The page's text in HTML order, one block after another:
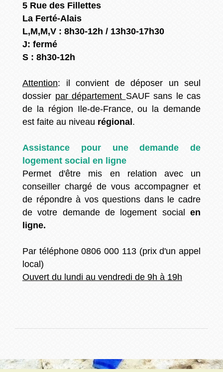
5 Rue des Fillettes
La Ferté-Alais
L,M,M,V : 8h30-12h / 13h30-17h30
J: fermé
S : 8h30-12h
Attention: il convient de déposer un seul
dossier par département SAUF sans le cas
de la région Ile-de-France, ou la demande
est faite au niveau régional .
Assistance pour une demande de
logement social en ligne
Permet d'être mis en relation avec un
conseiller chargé de vous accompagner et
de répondre à vos questions dans le cadre
de votre demande de logement social en
ligne.
Par téléphone 0806 000 113 (prix d'un appel
local)
Ouvert du lundi au vendredi de 9h à 19h